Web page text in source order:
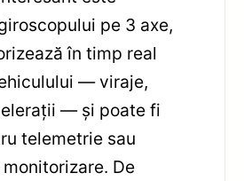
pe 3 axe,
în timp real
— viraje,
— și poate fi
telemetrie sau
De